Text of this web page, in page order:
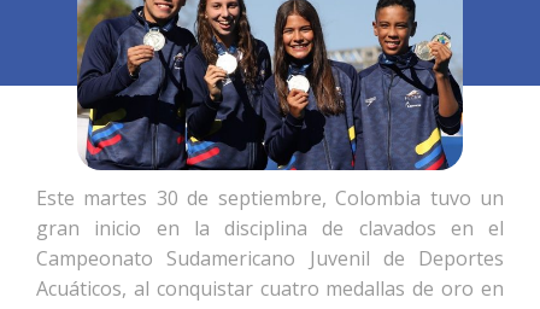
Este martes 30 de septiembre, Colombia tuvo un
gran inicio en la disciplina de clavados en el
Campeonato Sudamericano Juvenil de Deportes
Acuáticos, al conquistar cuatro medallas de oro en